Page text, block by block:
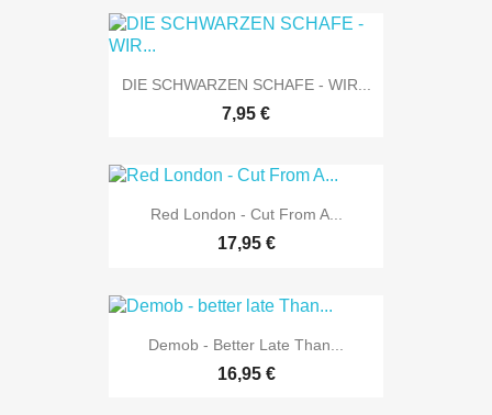
DIE SCHWARZEN SCHAFE - WIR...
7,95 €
Red London - Cut From A...
17,95 €
Demob - Better Late Than...
16,95 €